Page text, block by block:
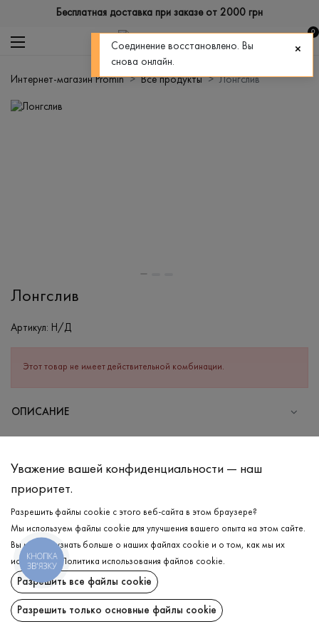
Бесплатная доставка при заказе от 2000 грн
0
Интернет-магазин Promin Все продукты Лонгслив
Лонгслив
Артикул: Н/Д
Этот товар не имеет действительной комбинации.
ОПИСАНИЕ
УХОД
Стирка в холодной воде (до 30 °C)
Отбеливание запрещено
Гладить при средней температуре
Щадный отжим и сушка
Щадящая химчистка
ДОСТАВКА
ВОЗВРАТ
Уважение вашей конфиденциальности — наш
приоритет.
Разрешить файлы cookie с этого веб-сайта в этом браузере?
Мы используем файлы cookie для улучшения вашего опыта на этом сайте.
Вы можете узнать больше о наших файлах cookie и о том, как мы их
используем.
Политика использования файлов cookie.
Разрешить все файлы cookie
Разрешить только основные файлы cookie
КНОПКА
ЗВ'ЯЗКУ
Соединение восстановлено. Вы
снова онлайн.